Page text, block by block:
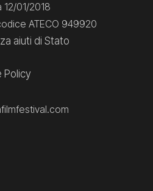
12/01/2018
ATECO 949920
aiuti di Stato
Policy